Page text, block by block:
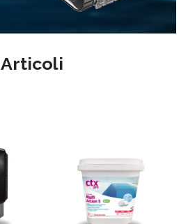
Articoli